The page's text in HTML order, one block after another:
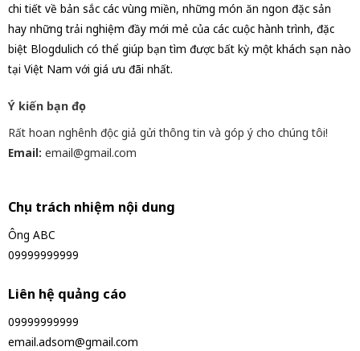
chi tiết về bản sắc các vùng miền, những món ăn ngon đặc sản
hay những trải nghiệm đầy mới mẻ của các cuộc hành trình, đặc
biệt Blogdulich có thể giúp bạn tìm được bất kỳ một khách sạn nào
tại Việt Nam với giá ưu đãi nhất.
Ý kiến bạn đọc
Rất hoan nghênh độc giả gửi thông tin và góp ý cho chúng tôi!
Email: email@gmail.com
Chịu trách nhiệm nội dung
Ông ABC
09999999999
Liên hệ quảng cáo
09999999999
email.adsom@gmail.com